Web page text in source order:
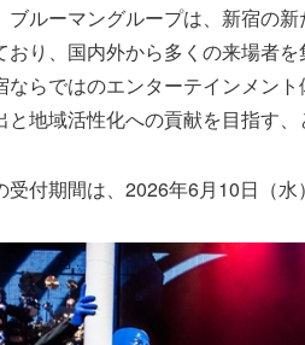
ブルーマングループは、新宿の
おり、国内外から多くの来場者
ならではのエンターテインメン
地域活性化への貢献を目指す、
受付期間は、2026年6月10日（